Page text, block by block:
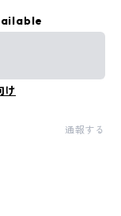
け
通報する